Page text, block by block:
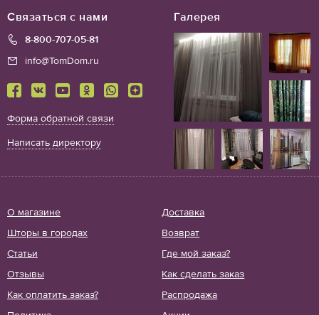
Галерея
Связаться с нами
8-800-707-05-81
info@TomDom.ru
Форма обратной связи
Написать директору
О магазине
Доставка
Шторы в городах
Возврат
Статьи
Где мой заказ?
Отзывы
Как сделать заказ
Как оплатить заказ?
Распродажа